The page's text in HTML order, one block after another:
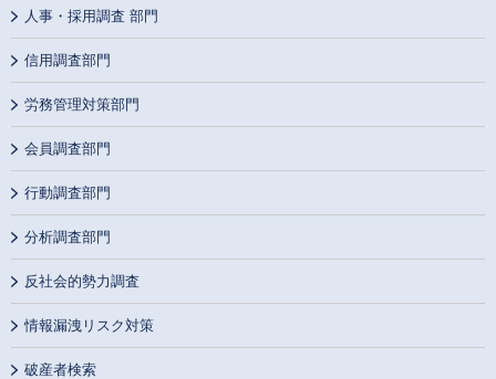
人事・採用調査 部門
信用調査部門
労務管理対策部門
会員調査部門
行動調査部門
分析調査部門
反社会的勢力調査
情報漏洩リスク対策
破産者検索